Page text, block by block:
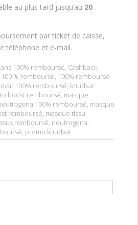
au plus tard jusqu’au 20
par ticket de caisse,
téléphone et e-mail.
100% remboursé, Cashback,
100 % remboursé, 100% remboursé
100% remboursé, kruidvat
boost remboursé, masque
100% remboursé, masque
remboursé, masque tissu
remboursé, neutrogena,
, promo kruidvat.